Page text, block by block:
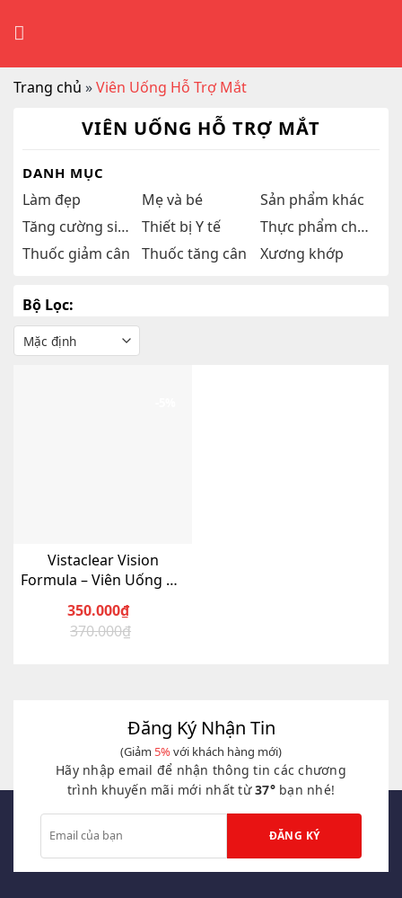
Trang chủ »Viên Uống Hỗ Trợ Mắt
VIÊN UỐNG HỖ TRỢ MẮT
DANH MỤC
Làm đẹp Mẹ và bé
Sản phẩm khác
Tăng cường sinh lý
Thiết bị Y tế
Thực phẩm chức năng
Thuốc giảm cân
Thuốc tăng cân Xương khớp
Bộ Lọc:
Vistaclear Vision
Formula – Viên Uống Hỗ
370.000₫
Giá
350.000₫
Giá
Đăng Ký Nhận Tin
(Giảm 5%với khách hàng mới)
Hãy nhập email để nhận thông tin các chương
trình khuyến mãi mới nhất từ37°bạn nhé!